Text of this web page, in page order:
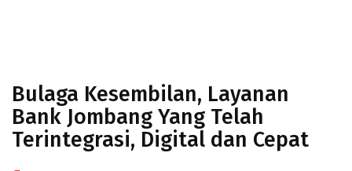
Bulaga Kesembilan, Layanan
Bank Jombang Yang Telah
Terintegrasi, Digital dan Cepat